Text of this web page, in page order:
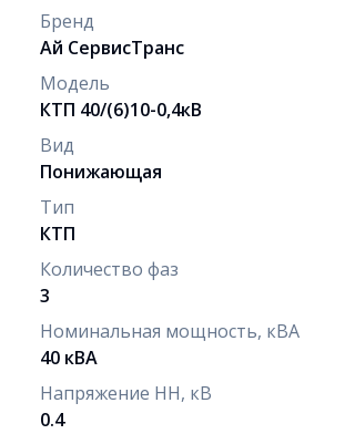
Бренд
Ай СервисТранс
Модель
КТП 40/(6)10-0,4кВ
Вид
Понижающая
Тип
КТП
Количество фаз
3
Номинальная мощность, кВА
40 кВА
Напряжение НН, кВ
0.4